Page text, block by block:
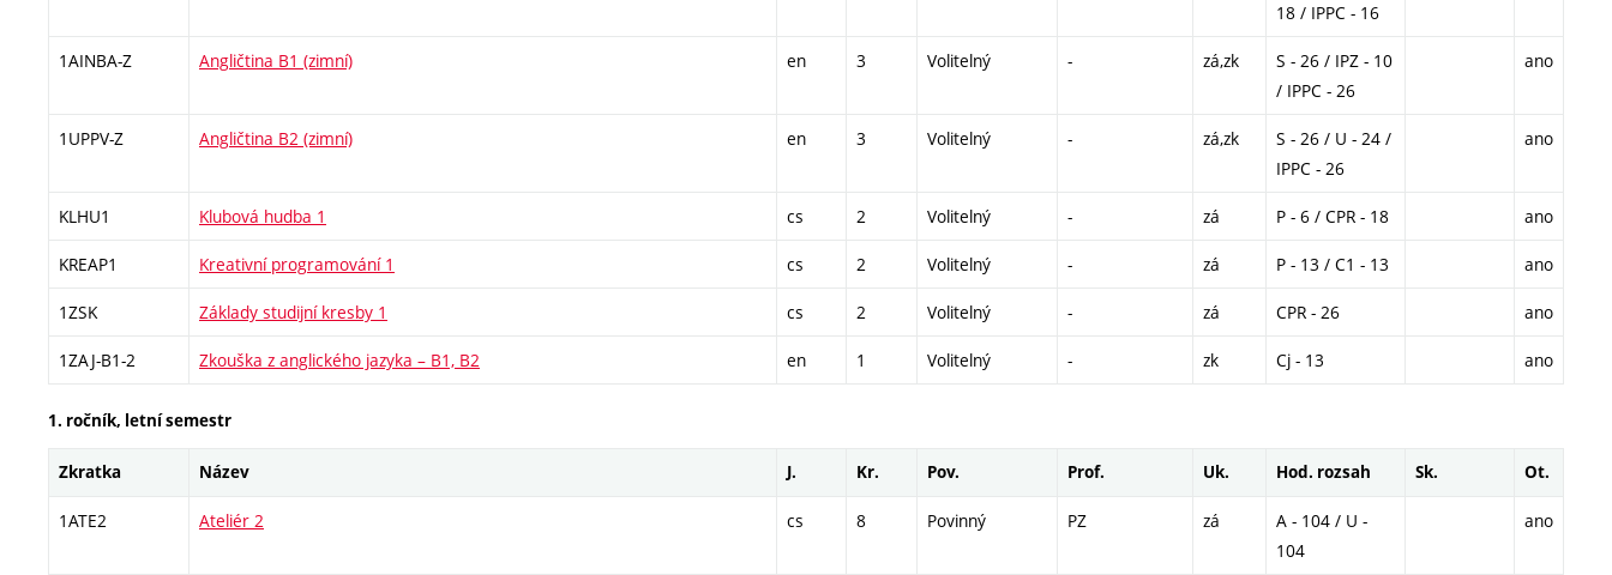
18 / IPPC - 16
1AINBA-Z Angličtina B1 (zimní) en 3 Volitelný - zá,zk
S - 26 / IPZ - 10
/ IPPC - 26
ano
1UPPV-Z Angličtina B2 (zimní) en 3 Volitelný - zá,zk
S - 26 / U - 24 /
IPPC - 26
ano
KLHU1 Klubová hudba 1 cs 2 Volitelný - zá P - 6 / CPR - 18 ano
KREAP1 Kreativní programování 1 cs 2 Volitelný - zá P - 13 / C1 - 13 ano
1ZSK Základy studijní kresby 1 cs 2 Volitelný - zá CPR - 26 ano
1ZAJ-B1-2 Zkouška z anglického jazyka – B1, B2 en 1 Volitelný - zk Cj - 13 ano
1. ročník, letní semestr
Zkratka Název J. Kr. Pov. Prof. Uk. Hod. rozsah Sk. Ot.
1ATE2 Ateliér 2 cs 8 Povinný PZ zá
A - 104 / U -
104
ano